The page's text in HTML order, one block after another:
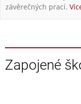
závěrečných prací.
Zapojené